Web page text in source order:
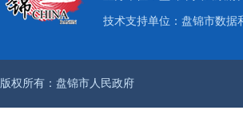
技术支持单位：盘锦市数据
版权所有：盘锦市人民政府